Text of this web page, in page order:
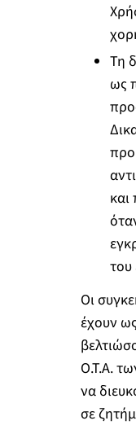
Τη
ως
και
του
Οι
έχουν
Ο.Τ.Α.
να
σε